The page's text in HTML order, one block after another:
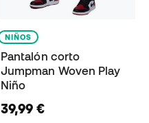
NIÑOS
Pantalón corto
Jumpman Woven Play
Niño
39,99 €